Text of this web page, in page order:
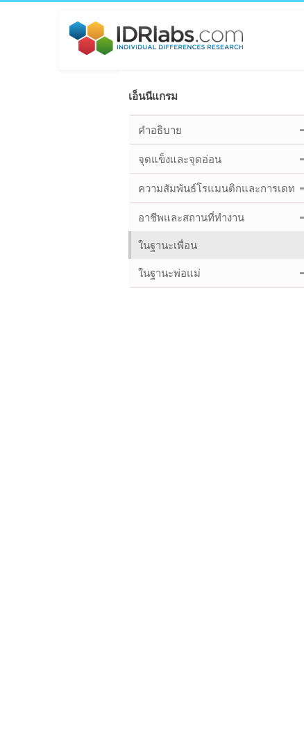
เอ็นนีแกรม
คำอธิบาย
จุดแข็งและจุดอ่อน
ความสัมพันธ์โรแมนติกและการเดท
อาชีพและสถานที่ทำงาน
ในฐานะเพื่อน
ในฐานะพ่อแม่